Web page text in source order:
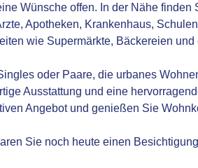
Wünsche offen. In der Nähe
Apotheken, Krankenhaus,
wie Supermärkte, Bäckereien und
oder Paare, die urbanes
Ausstattung und eine
Angebot und genießen Sie
Sie noch heute einen